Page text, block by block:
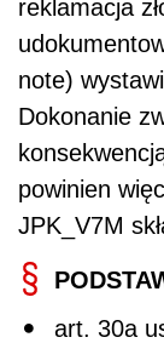
reklamacja
note)
Dokonanie
powinien
JPK_V7M
art. 30a